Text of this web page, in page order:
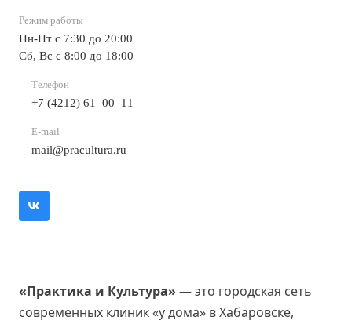
Режим работы
Пн-Пт с 7:30 до 20:00
Сб, Вс с 8:00 до 18:00
Телефон
+7 (4212) 61‒00‒11
E-mail
mail@pracultura.ru
«Практика и Культура» — это городская сеть
современных клиник «у дома» в Хабаровске,